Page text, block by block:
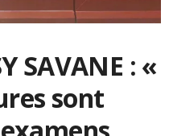
SAVANE : «
sont